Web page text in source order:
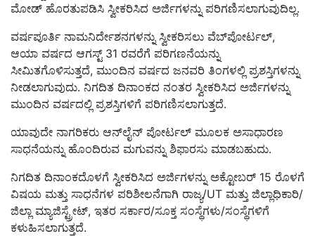
ಮೋಡ್ ಹೊರತುಪಡಿಸಿ ಸ್ವೀಕರಿಸಿದ ಅರ್ಜಿಗಳನ್ನು ಪರಿಗಣಿಸಲಾಗುವುದಿಲ್ಲ.
ವರ್ಷಪೂರ್ತಿ ನಾಮನಿರ್ದೇಶನಗಳನ್ನು ಸ್ವೀಕರಿಸಲು ವೆಬ್‌ಪೋರ್ಟಲ್,
ಆಯಾ ವರ್ಷದ ಆಗಸ್ಟ್ 31 ರವರೆಗೆ ಪರಿಗಣನೆಯನ್ನು
ಸೀಮಿತಗೊಳಿಸುತ್ತದೆ, ಮುಂದಿನ ವರ್ಷದ ಜನವರಿ ತಿಂಗಳಲ್ಲಿ ಪ್ರಶಸ್ತಿಗಳನ್ನು
ನೀಡಲಾಗುವುದು. ನಿಗದಿತ ದಿನಾಂಕದ ನಂತರ ಸ್ವೀಕರಿಸಿದ ಅರ್ಜಿಗಳನ್ನು
ಮುಂದಿನ ವರ್ಷದಲ್ಲಿ ಪ್ರಶಸ್ತಿಗಳಿಗೆ ಪರಿಗಣಿಸಲಾಗುತ್ತದೆ.
ಯಾವುದೇ ನಾಗರಿಕರು ಆನ್‌ಲೈನ್ ಪೋರ್ಟಲ್ ಮೂಲಕ ಅಸಾಧಾರಣ
ಸಾಧನೆಯನ್ನು ಹೊಂದಿರುವ ಮಗುವನ್ನು ಶಿಫಾರಸು ಮಾಡಬಹುದು.
ನಿಗದಿತ ದಿನಾಂಕದೊಳಗೆ ಸ್ವೀಕರಿಸಿದ ಅರ್ಜಿಗಳನ್ನು ಅಕ್ಟೋಬರ್ 15 ರೊಳಗೆ
ವಿಷಯ ಮತ್ತು ಸಾಧನೆಗಳ ಪರಿಶೀಲನೆಗಾಗಿ ರಾಜ್ಯ/UT ಮತ್ತು ಜಿಲ್ಲಾಧಿಕಾರಿ/
ಜಿಲ್ಲಾ ಮ್ಯಾಜಿಸ್ಟ್ರೇಟ್, ಇತರ ಸರ್ಕಾರ/ಸೂಕ್ತ ಸಂಸ್ಥೆಗಳು/ಸಂಸ್ಥೆಗಳಿಗೆ
ಕಳುಹಿಸಲಾಗುತ್ತದೆ.